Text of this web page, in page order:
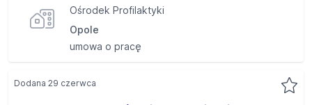
Ośrodek Profilaktyki
Opole
umowa o pracę
Dodana 29 czerwca